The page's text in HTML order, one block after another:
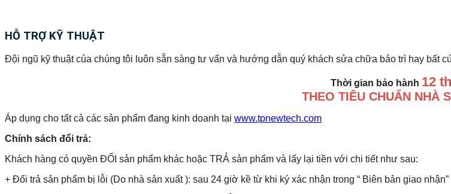
HỖ TRỢ KỸ THUẬT
Đội ngũ kỹ thuật của chúng tôi luôn sẵn sàng tư vấn và hướng dẫn quý khách sửa chữa bảo trì hay bất
Thời gian bảo hành 12
THEO TIÊU CHUẨN NHÀ
Áp dụng cho tất cả các sản phẩm đang kinh doanh tại www.tpnewtech.com
Chính sách đổi trả:
Khách hàng có quyền ĐỔI sản phẩm khác hoặc TRẢ sản phẩm và lấy lại tiền với chi tiết như sau:
+ Đổi trả sản phẩm bị lỗi (Do nhà sản xuất ): sau 24 giờ kề từ khi ký xác nhận trong “ Biên bản giao nhận”